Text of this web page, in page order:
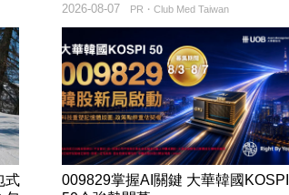
PR・Club Med Taiwan
2026-08-07
式
009829掌握AI關鍵 大華韓國KOSPI